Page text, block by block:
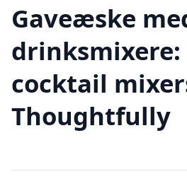
Gaveæske
drinksmixere:
cocktail
Thoughtfully